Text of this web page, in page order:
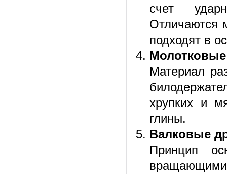
счет
Отличаются
подходят в
Материал
хрупких и
глины.
Валковые
Принцип